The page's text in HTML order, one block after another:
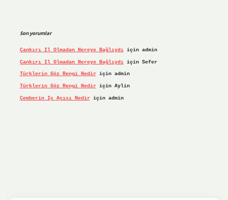
Son yorumlar
Çankırı Il Olmadan Nereye Bağlıydıiçin admin
Çankırı Il Olmadan Nereye Bağlıydıiçin Sefer
Türklerin Göz Rengi Nediriçin admin
Türklerin Göz Rengi Nediriçin Aylin
Çemberin Iç Açısı Nediriçin admin